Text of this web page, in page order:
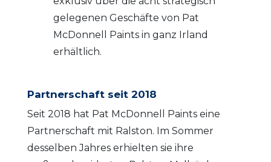
gelegenen Geschäfte von Pat
McDonnell Paints in ganz Irland
erhältlich.
Partnerschaft seit 2018
Seit 2018 hat Pat McDonnell Paints eine
Partnerschaft mit Ralston. Im Sommer
desselben Jahres erhielten sie ihre